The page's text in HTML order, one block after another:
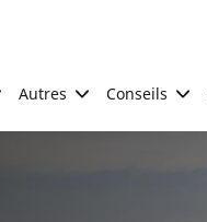
Autres Conseils